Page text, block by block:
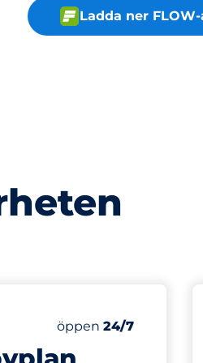
Ladda ner
Antal parkeringsplatser:
Totalt antal platser
Fredag
öppen24/7